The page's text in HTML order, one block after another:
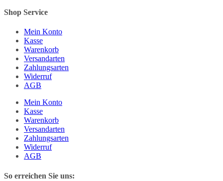
Shop Service
Mein Konto
Kasse
Warenkorb
Versandarten
Zahlungsarten
Widerruf
AGB
Mein Konto
Kasse
Warenkorb
Versandarten
Zahlungsarten
Widerruf
AGB
So erreichen Sie uns: